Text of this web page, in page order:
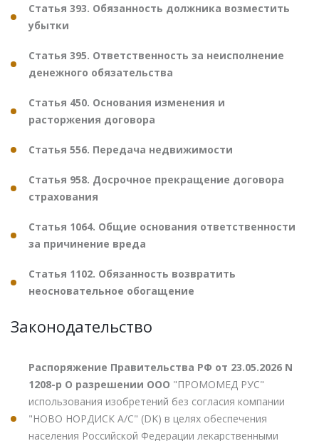
Статья 393. Обязанность должника возместить
убытки
Статья 395. Ответственность за неисполнение
денежного обязательства
Статья 450. Основания изменения и
расторжения договора
Статья 556. Передача недвижимости
Статья 958. Досрочное прекращение договора
страхования
Статья 1064. Общие основания ответственности
за причинение вреда
Статья 1102. Обязанность возвратить
неосновательное обогащение
Законодательство
Распоряжение Правительства РФ от 23.05.2026 N
1208-р О разрешении ООО "ПРОМОМЕД РУС"
использования изобретений без согласия компании
"НОВО НОРДИСК А/С" (DK) в целях обеспечения
населения Российской Федерации лекарственными